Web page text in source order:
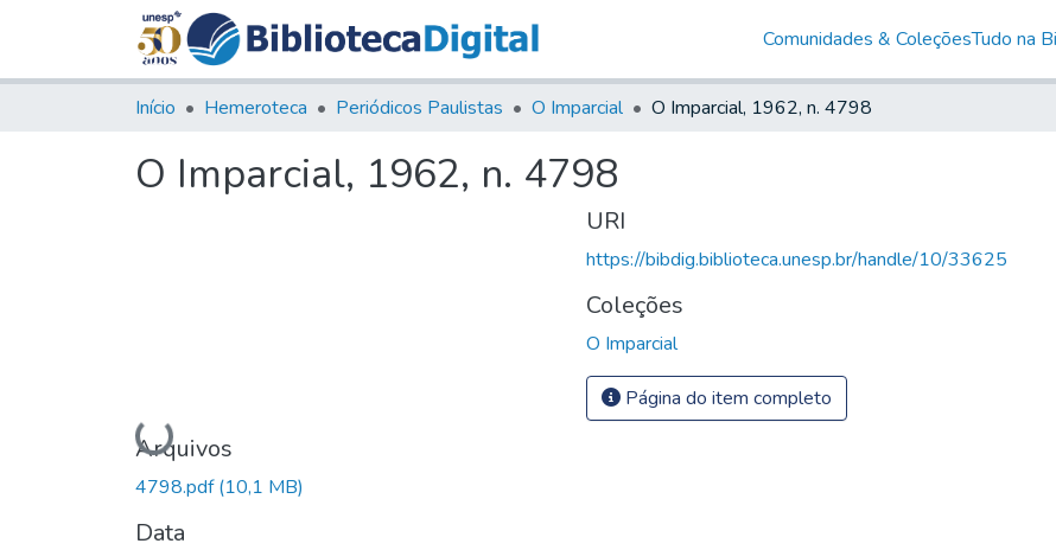
Comunidades & ColeçõesTudo na
Início Hemeroteca Periódicos Paulistas O Imparcial O Imparcial, 1962, n. 4798
O Imparcial, 1962, n. 4798
Carregando...
Arquivos
4798.pdf(10,1 MB)
Data
URI
https://bibdig.biblioteca.unesp.br/handle/10/33625
Coleções
O Imparcial
Página do item completo